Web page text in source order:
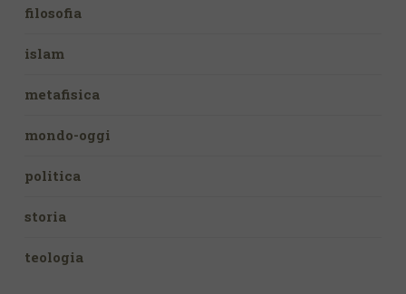
filosofia
islam
metafisica
mondo-oggi
politica
storia
teologia